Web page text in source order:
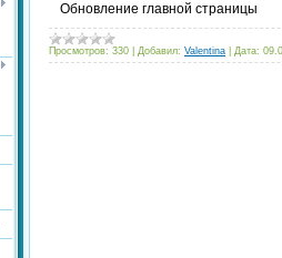
Обновление главной страницы
Просмотров: 330 Добавил: Valentina Дата: